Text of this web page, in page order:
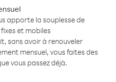
apporte la souplesse de
et mobiles
sans avoir à renouveler
mensuel, vous faites des
vous passez déjà.